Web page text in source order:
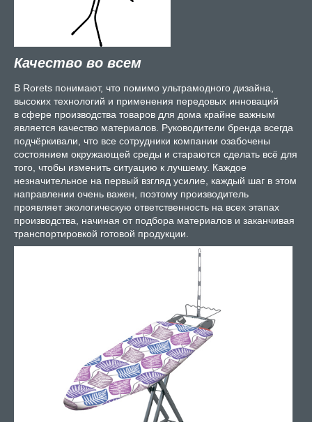
Качество во всем
В Rorets понимают, что помимо ультрамодного дизайна,
высоких технологий и применения передовых инноваций
в сфере производства товаров для дома крайне важным
является качество материалов. Руководители бренда всегда
подчёркивали, что все сотрудники компании озабочены
состоянием окружающей среды и стараются сделать всё для
того, чтобы изменить ситуацию к лучшему. Каждое
незначительное на первый взгляд усилие, каждый шаг в этом
направлении очень важен, поэтому производитель
проявляет экологическую ответственность на всех этапах
производства, начиная от подбора материалов и заканчивая
транспортировкой готовой продукции.